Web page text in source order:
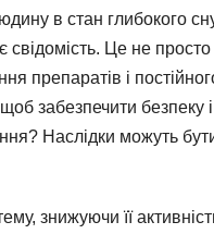
в стан глибокого
свідомість. Це не
препаратів і
забезпечити безпеку
Наслідки можуть
знижуючи її